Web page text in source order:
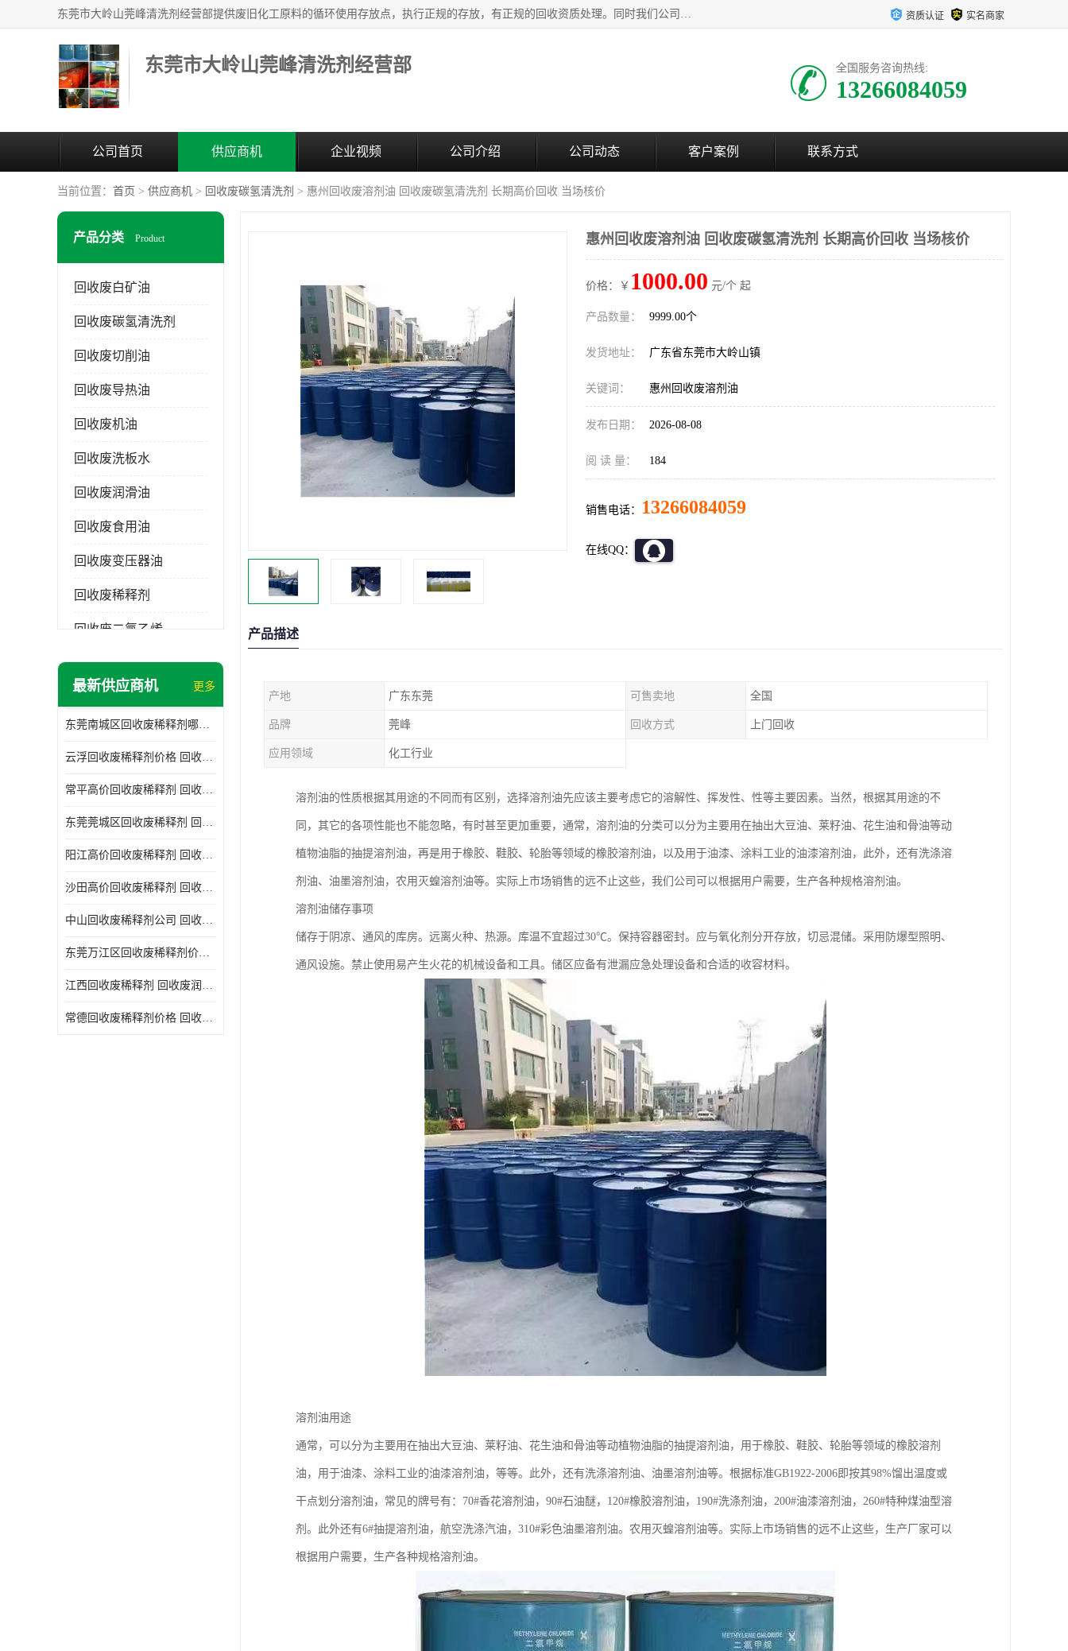
东莞市大岭山莞峰清洗剂经营部提供废旧化工原料的循环使用存放点，执行正规的存放，有正规的回收资质处理。同时我们公司批发零售回收级清洗剂，废液压油、废变压油、废清洗剂、脱模油、再生基础油，质量保证。 资质认证 实名商家
东莞市大岭山莞峰清洗剂经营部 全国服务咨询热线:
13266084059
公司首页 供应商机 企业视频 公司介绍 公司动态 客户案例 联系方式
当前位置： 首页 > 供应商机 > 回收废碳氢清洗剂 > 惠州回收废溶剂油 回收废碳氢清洗剂 长期高价回收 当场核价
产品分类 Product
回收废白矿油
回收废碳氢清洗剂
回收废切削油
回收废导热油
回收废机油
回收废洗板水
回收废润滑油
回收废食用油
回收废变压器油
回收废稀释剂
回收废二氯乙烯
回收废清洗剂
回收废三氯乙烯
回收废清洗液
最新供应商机 更多
东莞南城区回收废稀释剂哪家好 回收废清洗剂
云浮回收废稀释剂价格 回收废润滑油
常平高价回收废稀释剂 回收废碳氢清洗剂
东莞莞城区回收废稀释剂 回收废食用油
阳江高价回收废稀释剂 回收废二氯甲烷
沙田高价回收废稀释剂 回收废机油
中山回收废稀释剂公司 回收废切削油
东莞万江区回收废稀释剂价格 回收废白电油
江西回收废稀释剂 回收废润滑油
常德回收废稀释剂价格 回收废清洗液
惠州回收废溶剂油 回收废碳氢清洗剂 长期高价回收 当场核价
价格：￥ 1000.00 元/个 起
产品数量： 9999.00个
发货地址： 广东省东莞市大岭山镇
关键词： 惠州回收废溶剂油
发布日期： 2026-08-08
阅 读 量： 184
销售电话： 13266084059
在线QQ：
产品描述
产地 广东东莞 可售卖地 全国
品牌 莞峰 回收方式 上门回收
应用领域 化工行业
溶剂油的性质根据其用途的不同而有区别，选择溶剂油先应该主要考虑它的溶解性、挥发性、性等主要因素。当然，根据其用途的不
同，其它的各项性能也不能忽略，有时甚至更加重要，通常，溶剂油的分类可以分为主要用在抽出大豆油、莱籽油、花生油和骨油等动
植物油脂的抽提溶剂油，再是用于橡胶、鞋胶、轮胎等领域的橡胶溶剂油，以及用于油漆、涂料工业的油漆溶剂油，此外，还有洗涤溶
剂油、油墨溶剂油，农用灭蝗溶剂油等。实际上市场销售的远不止这些，我们公司可以根据用户需要，生产各种规格溶剂油。
溶剂油储存事项
储存于阴凉、通风的库房。远离火种、热源。库温不宜超过30℃。保持容器密封。应与氧化剂分开存放，切忌混储。采用防爆型照明、
通风设施。禁止使用易产生火花的机械设备和工具。储区应备有泄漏应急处理设备和合适的收容材料。
溶剂油用途
通常，可以分为主要用在抽出大豆油、莱籽油、花生油和骨油等动植物油脂的抽提溶剂油，用于橡胶、鞋胶、轮胎等领域的橡胶溶剂
油，用于油漆、涂料工业的油漆溶剂油，等等。此外，还有洗涤溶剂油、油墨溶剂油等。根据标准GB1922-2006即按其98%馏出温度或
干点划分溶剂油，常见的牌号有：70#香花溶剂油，90#石油醚，120#橡胶溶剂油，190#洗涤剂油，200#油漆溶剂油，260#特种煤油型溶
剂。此外还有6#抽提溶剂油，航空洗涤汽油，310#彩色油墨溶剂油。农用灭蝗溶剂油等。实际上市场销售的远不止这些，生产厂家可以
根据用户需要，生产各种规格溶剂油。